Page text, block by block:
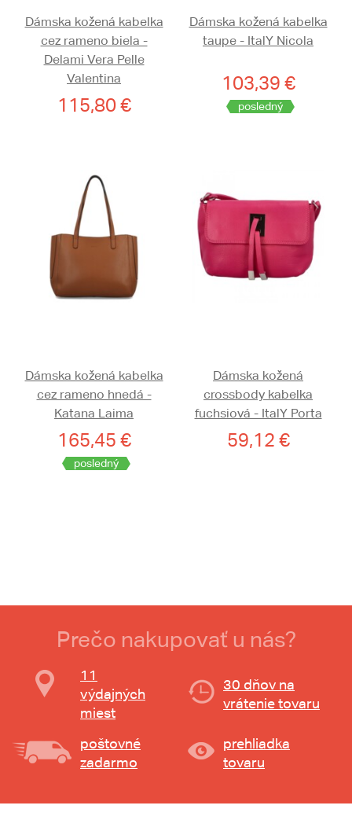
Dámska kožená kabelka
cez rameno biela -
Delami Vera Pelle
Valentina
115,80 €
Dámska kožená kabelka
taupe - ItalY Nicola
103,39 €
posledný
Dámska kožená kabelka
cez rameno hnedá -
Katana Laima
165,45 €
posledný
Dámska kožená
crossbody kabelka
fuchsiová - ItalY Porta
59,12 €
Prečo nakupovať u nás?
11
výdajných
miest
30 dňov na
vrátenie tovaru
poštovné
zadarmo
prehliadka
tovaru